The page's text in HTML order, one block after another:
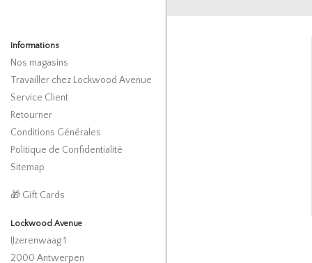
Informations
Nos magasins
Travailler chez Lockwood Avenue
Service Client
Retourner
Conditions Générales
Politique de Confidentialité
Sitemap
🎁 Gift Cards
Lockwood Avenue
IJzerenwaag 1
2000 Antwerpen